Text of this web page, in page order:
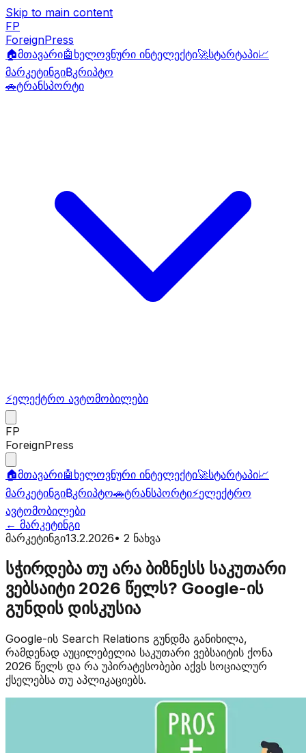
Skip to main content
FP
ForeignPress
🏠მთავარი🤖 ხელოვნური ინტელექტი🚀სტარტაპი📈
მარკეტინგი₿კრიპტო
🚗ტრანსპორტი
⚡ელექტრო ავტომობილები
FP
ForeignPress
🏠მთავარი🤖 ხელოვნური ინტელექტი🚀სტარტაპი📈
მარკეტინგი₿კრიპტო🚗ტრანსპორტი⚡ელექტრო
ავტომობილები
← მარკეტინგი
მარკეტინგი13.2.2026• 2 ნახვა
სჭირდება თუ არა ბიზნესს საკუთარი
ვებსაიტი 2026 წელს? Google-ის
გუნდის დისკუსია
Google-ის Search Relations გუნდმა განიხილა,
რამდენად აუცილებელია საკუთარი ვებსაიტის ქონა
2026 წელს და რა უპირატესობები აქვს სოციალურ
ქსელებსა თუ აპლიკაციებს.